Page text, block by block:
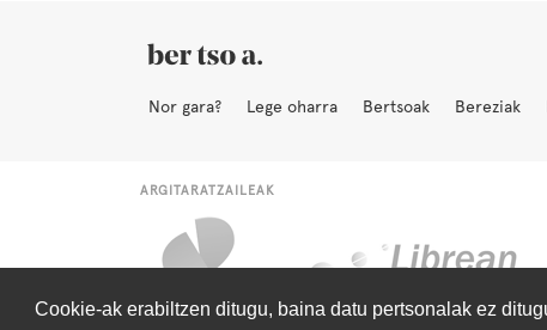
Cookie-ak erabiltzen ditugu, baina datu pertsonalak ez
Nor gara? Lege oharra Bertsoak Bereziak
ARGITARATZAILEAK